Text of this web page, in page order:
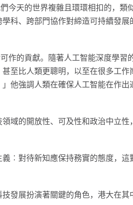
今天的世界複雜且環環相扣的，類
科、跨部門協作對締造可持續發
作的貢獻。隨著人工智能深度學習
至比人類更聰明，以至在很多工
他強調人類在確保人工智能在作
域的開放性、可及性和政治中立
︰對待新知應保持務實的態度，
發展扮演著關鍵的角色，港大在其